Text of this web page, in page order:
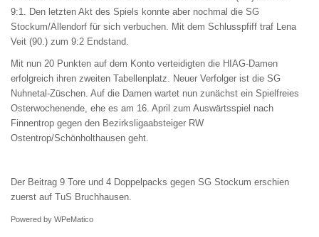
9:1. Den letzten Akt des Spiels konnte aber nochmal die SG
Stockum/Allendorf für sich verbuchen. Mit dem Schlusspfiff traf Lena
Veit (90.) zum 9:2 Endstand.
Mit nun 20 Punkten auf dem Konto verteidigten die HIAG-Damen
erfolgreich ihren zweiten Tabellenplatz. Neuer Verfolger ist die SG
Nuhnetal-Züschen. Auf die Damen wartet nun zunächst ein Spielfreies
Osterwochenende, ehe es am 16. April zum Auswärtsspiel nach
Finnentrop gegen den Bezirksligaabsteiger RW
Ostentrop/Schönholthausen geht.
Der Beitrag 9 Tore und 4 Doppelpacks gegen SG Stockum erschien
zuerst auf TuS Bruchhausen
Powered by WPeMatico